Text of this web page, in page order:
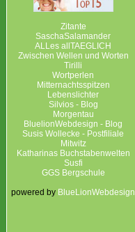
Zitante
SaschaSalamander
ALLes allTAEGLICH
Zwischen Wellen und Worten
Tirilli
Wortperlen
Mitternachtsspitzen
Lebenslichter
Silvios - Blog
Morgentau
BluelionWebdesign - Blog
Susis Wollecke - Postfiliale
Mitwitz
Katharinas Buchstabenwelten
Susfi
GGS Bergschule
powered by BlueLionWebdesign